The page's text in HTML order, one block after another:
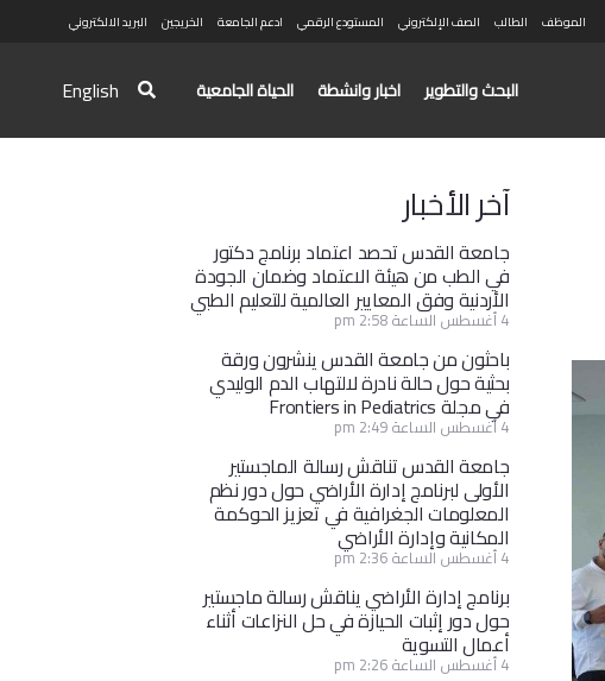
الموظف الطالب الصف الإلكتروني المستودع الرقمي ادعم الجامعة الخريجين البريد الالكتروني
البحث والتطوير اخبار وانشطة الحياة الجامعية English
آخر الأخبار
جامعة القدس تحصد اعتماد برنامج دكتور
في الطب من هيئة الاعتماد وضمان الجودة
الأردنية وفق المعايير العالمية للتعليم الطبي
4 أغسطس الساعة 2:58 pm
باحثون من جامعة القدس ينشرون ورقة
بحثية حول حالة نادرة لالتهاب الدم الوليدي
في مجلة Frontiers in Pediatrics
4 أغسطس الساعة 2:49 pm
جامعة القدس تناقش رسالة الماجستير
الأولى لبرنامج إدارة الأراضي حول دور نظم
المعلومات الجغرافية في تعزيز الحوكمة
المكانية وإدارة الأراضي
4 أغسطس الساعة 2:36 pm
برنامج إدارة الأراضي يناقش رسالة ماجستير
حول دور إثبات الحيازة في حل النزاعات أثناء
أعمال التسوية
4 أغسطس الساعة 2:26 pm